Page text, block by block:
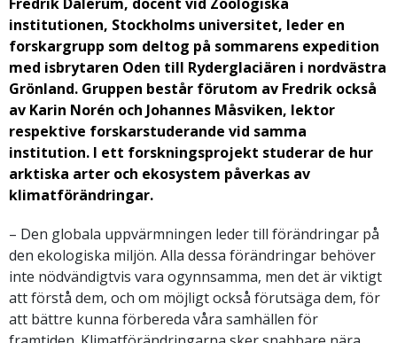
institutionen, Stockholms universitet, leder en
forskargrupp som deltog på sommarens expedition
med isbrytaren Oden till Ryderglaciären i nordvästra
Grönland. Gruppen består förutom av Fredrik också
av Karin Norén och Johannes Måsviken, lektor
respektive forskarstuderande vid samma
institution. I ett forskningsprojekt studerar de hur
arktiska arter och ekosystem påverkas av
klimatförändringar.
– Den globala uppvärmningen leder till förändringar på
den ekologiska miljön. Alla dessa förändringar behöver
inte nödvändigtvis vara ogynnsamma, men det är viktigt
att förstå dem, och om möjligt också förutsäga dem, för
att bättre kunna förbereda våra samhällen för